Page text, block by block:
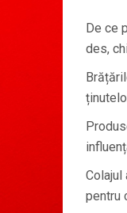
De ce
des,
Colajul
pentru